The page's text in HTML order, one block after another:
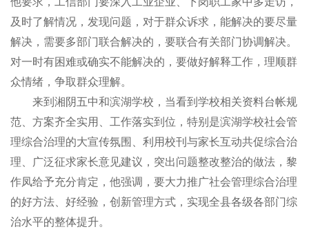
及时了解情况，发现问题，对于群众诉求，能解决的要尽量
解决，需要多部门联合解决的，要联合有关部门协调解决。
对一时有困难或确实不能解决的，要做好解释工作，理顺群
众情绪，争取群众理解。
来到湘阴五中和滨湖学校，当看到学校相关资料台帐规
范、方案齐全实用、工作落实到位，特别是滨湖学校社会管
理综合治理的大宣传氛围、利用校刊与家长互动共促综合治
理、广泛征求家长意见建议，突出问题整改整治的做法，黎
作凤给予充分肯定，他强调，要大力推广社会管理综合治理
的好方法、好经验，创新管理方式，实现全县各级各部门综
治水平的整体提升。